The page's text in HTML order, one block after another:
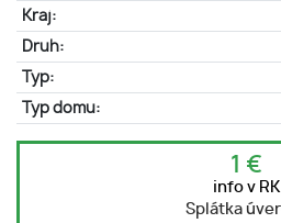
Kraj:
Druh:
Typ:
Typ domu:
1 €
info v RK
Splátka